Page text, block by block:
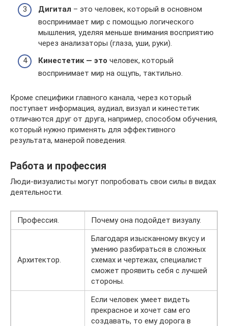
Дигитал – это человек, который в основном
воспринимает мир с помощью логического
мышления, уделяя меньше внимания восприятию
через анализаторы (глаза, уши, руки).
Кинестетик — это человек, который
воспринимает мир на ощупь, тактильно.
Кроме специфики главного канала, через который
поступает информация, аудиал, визуал и кинестетик
отличаются друг от друга, например, способом обучения,
который нужно применять для эффективного
результата, манерой поведения.
Работа и профессия
Люди-визуалисты могут попробовать свои силы в видах
деятельности.
Профессия. Почему она подойдет визуалу.
Архитектор.
Благодаря изысканному вкусу и
умению разбираться в сложных
схемах и чертежах, специалист
сможет проявить себя с лучшей
стороны.
Если человек умеет видеть
прекрасное и хочет сам его
создавать, то ему дорога в